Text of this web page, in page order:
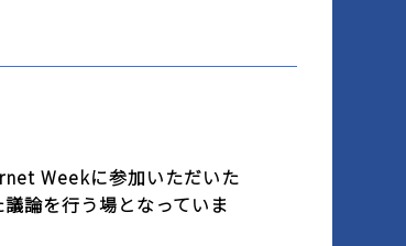
Weekに参加いただいた
論を行う場となっていま